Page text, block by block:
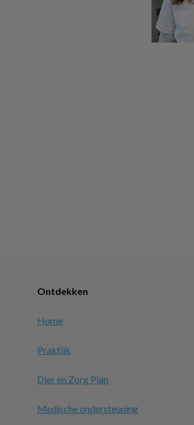
Ontdekken
Home
Praktijk
Dier en Zorg Plan
Medische ondersteuning